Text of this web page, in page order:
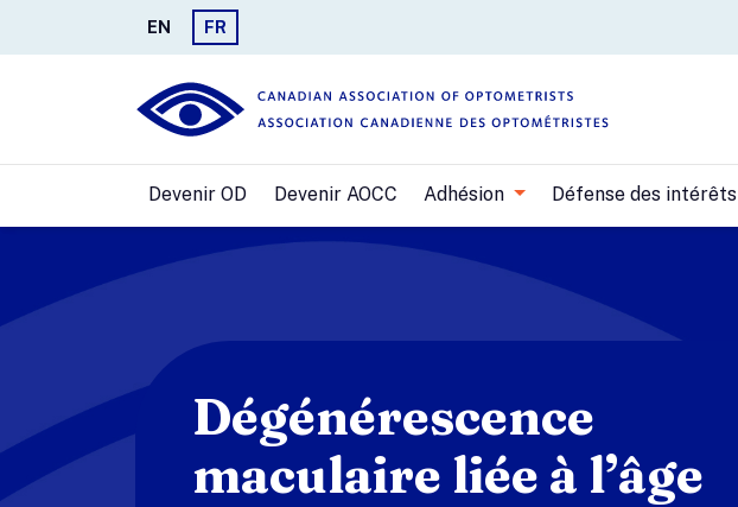
EN FR
Devenir OD Devenir AOCC Adhésion Défense des intérêts
Dégénérescence
maculaire liée à l’âge